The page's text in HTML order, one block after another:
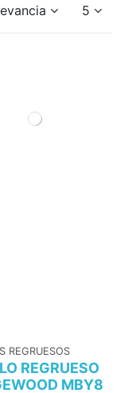
5
REGRUESOS
REGRUESO
MBY8